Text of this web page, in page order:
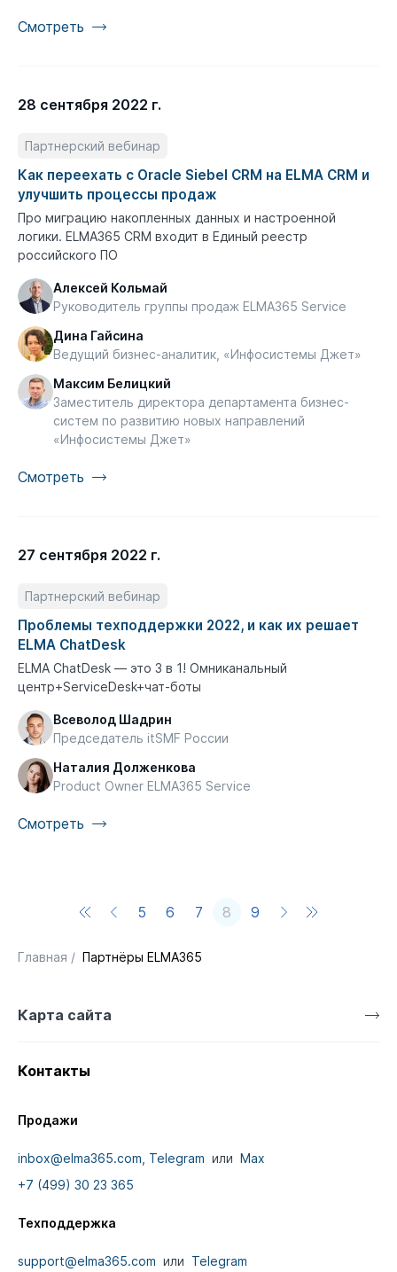
Смотреть
28 сентября 2022 г.
Партнерский вебинар
Как переехать с Oracle Siebel CRM на ELMA CRM и
улучшить процессы продаж
Про миграцию накопленных данных и настроенной
логики. ELMA365 CRM входит в Единый реестр
российского ПО
Алексей Кольмай
Руководитель группы продаж ELMA365 Service
Дина Гайсина
Ведущий бизнес-аналитик, «Инфосистемы Джет»
Максим Белицкий
Заместитель директора департамента бизнес-
систем по развитию новых направлений
«Инфосистемы Джет»
Смотреть
27 сентября 2022 г.
Партнерский вебинар
Проблемы техподдержки 2022, и как их решает
ELMA ChatDesk
ELMA ChatDesk — это 3 в 1! Омниканальный
центр+ServiceDesk+чат-боты
Всеволод Шадрин
Председатель itSMF России
Наталия Долженкова
Product Owner ELMA365 Service
Смотреть
5 6 7 8 9
Главная / Партнёры ELMA365
Карта сайта
Контакты
Продажи
inbox@elma365.com, Telegram или Max
+7 (499) 30 23 365
Техподдержка
support@elma365.com или Telegram